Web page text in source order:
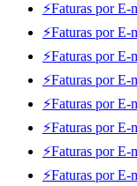
⚡Faturas por
⚡Faturas por
⚡Faturas por
⚡Faturas por
⚡Faturas por
⚡Faturas por
⚡Faturas por
⚡Faturas por